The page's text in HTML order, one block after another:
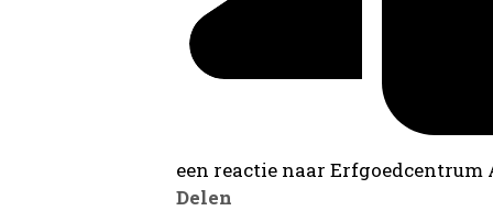
een reactie naar
Delen